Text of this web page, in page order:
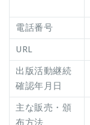
電話番号
URL
出版活動継続
確認年月日
主な販売・頒
布方法